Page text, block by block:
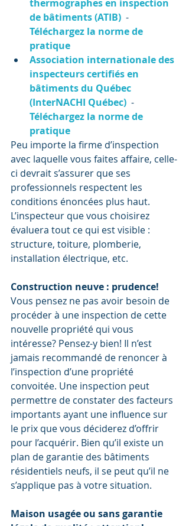
thermographes en inspection
de bâtiments (ATIB) -
Téléchargez la norme de
pratique
Association internationale des
inspecteurs certifiés en
bâtiments du Québec
(InterNACHI Québec) -
Téléchargez la norme de
pratique
Peu importe la firme d’inspection
avec laquelle vous faites affaire, celle-
ci devrait s’assurer que ses
professionnels respectent les
conditions énoncées plus haut.
L’inspecteur que vous choisirez
évaluera tout ce qui est visible :
structure, toiture, plomberie,
installation électrique, etc.
Construction neuve : prudence!
Vous pensez ne pas avoir besoin de
procéder à une inspection de cette
nouvelle propriété qui vous
intéresse? Pensez-y bien! Il n’est
jamais recommandé de renoncer à
l’inspection d’une propriété
convoitée. Une inspection peut
permettre de constater des facteurs
importants ayant une influence sur
le prix que vous déciderez d’offrir
pour l’acquérir. Bien qu’il existe un
plan de garantie des bâtiments
résidentiels neufs, il se peut qu’il ne
s’applique pas à votre situation.
Maison usagée ou sans garantie